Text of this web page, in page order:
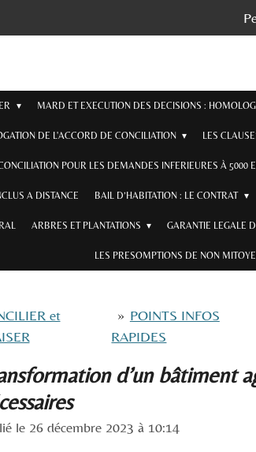
MARD ET EXECUTION DES DECISIONS :
DE L'ACCORD DE CONCILIATION LES
POUR LES DEMANDES INFERIEURES À 5000
A DISTANCE BAIL D’HABITATION : LE CONTRAT
ARBRES ET PLANTATIONS GARANTIE LEGALE
LES PRESOMPTIONS DE NON
et
» POINTS INFOS
RAPIDES
d’un bâtiment
le 26 décembre 2023 à 10:14